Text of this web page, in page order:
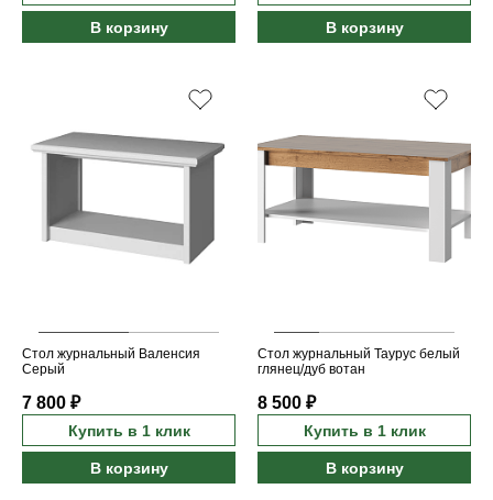
В корзину В корзину
Стол журнальный Валенсия
Серый
7 800 ₽
Купить в 1 клик
В корзину
Стол журнальный Таурус белый
глянец/дуб вотан
8 500 ₽
Купить в 1 клик
В корзину